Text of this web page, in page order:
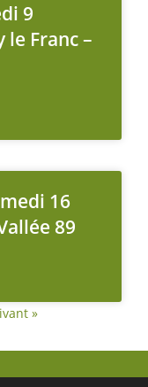
9
le Franc –
16
89
»